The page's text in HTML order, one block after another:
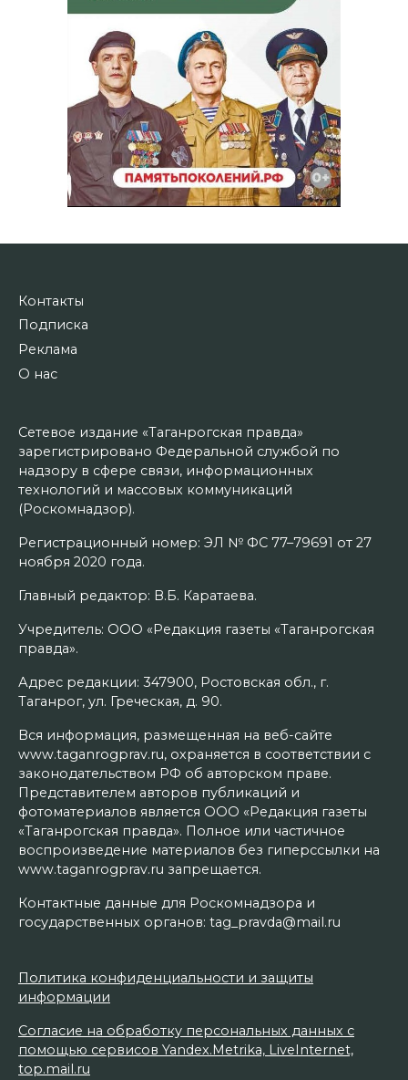
Контакты
Подписка
Реклама
О нас
Сетевое издание «Таганрогская правда»
зарегистрировано Федеральной службой по
надзору в сфере связи, информационных
технологий и массовых коммуникаций
(Роскомнадзор).
Регистрационный номер: ЭЛ № ФС 77–79691 от 27
ноября 2020 года.
Главный редактор: В.Б. Каратаева.
Учредитель: ООО «Редакция газеты «Таганрогская
правда».
Адрес редакции: 347900, Ростовская обл., г.
Таганрог, ул. Греческая, д. 90.
Вся информация, размещенная на веб-сайте
www.taganrogprav.ru, охраняется в соответствии с
законодательством РФ об авторском праве.
Представителем авторов публикаций и
фотоматериалов является ООО «Редакция газеты
«Таганрогская правда». Полное или частичное
воспроизведение материалов без гиперссылки на
www.taganrogprav.ru запрещается.
Контактные данные для Роскомнадзора и
государственных органов: tag_pravda@mail.ru
Политика конфиденциальности и защиты
информации
Согласие на обработку персональных данных с
помощью сервисов Yandex.Metrika, LiveInternet,
top.mail.ru